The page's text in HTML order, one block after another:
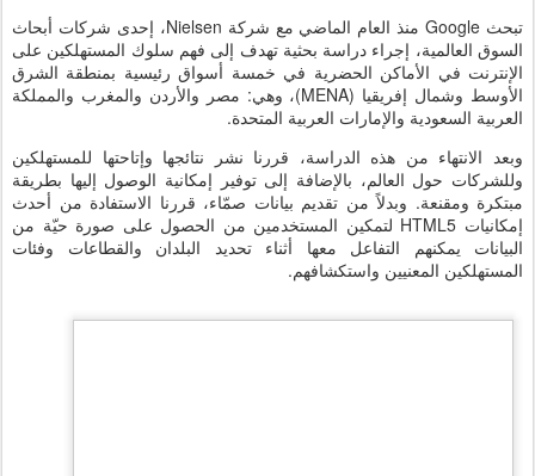
تبحث Google منذ العام الماضي مع شركة Nielsen، إحدى شركات أبحاث
السوق العالمية، إجراء دراسة بحثية تهدف إلى فهم سلوك المستهلكين على
الإنترنت في الأماكن الحضرية في خمسة أسواق رئيسية بمنطقة الشرق
الأوسط وشمال إفريقيا (MENA)، وهي: مصر والأردن والمغرب والمملكة
العربية السعودية والإمارات العربية المتحدة.
وبعد الانتهاء من هذه الدراسة، قررنا نشر نتائجها وإتاحتها للمستهلكين
وللشركات حول العالم، بالإضافة إلى توفير إمكانية الوصول إليها بطريقة
مبتكرة ومقنعة. وبدلاً من تقديم بيانات صمّاء، قررنا الاستفادة من أحدث
إمكانيات HTML5 لتمكين المستخدمين من الحصول على صورة حيّة من
البيانات يمكنهم التفاعل معها أثناء تحديد البلدان والقطاعات وفئات
المستهلكين المعنيين واستكشافهم.